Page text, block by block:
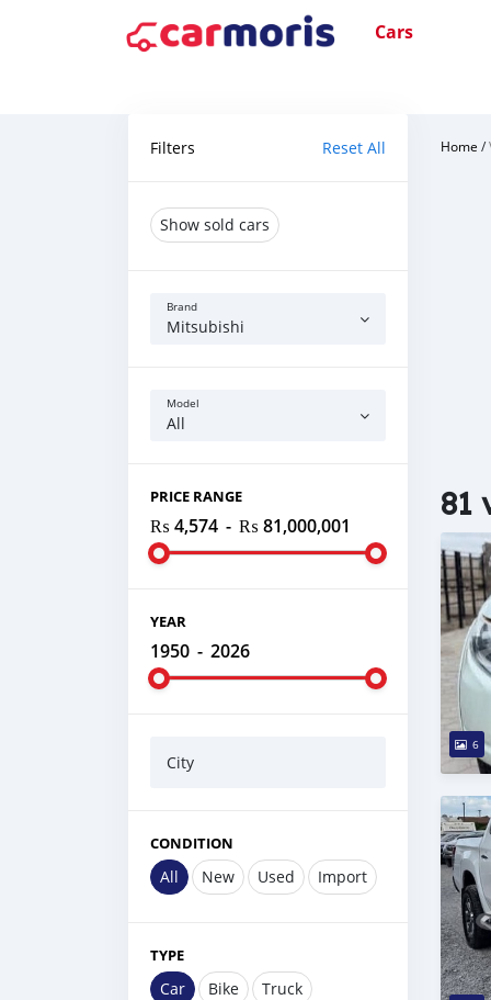
Cars
Filters Reset All
Show sold cars
Brand
Mitsubishi
Model
All
PRICE RANGE
₨ 4,574 - ₨ 81,000,001
YEAR
1950 - 2026
City
CONDITION
All New Used Import
TYPE
Car Bike Truck
Home /
81
6